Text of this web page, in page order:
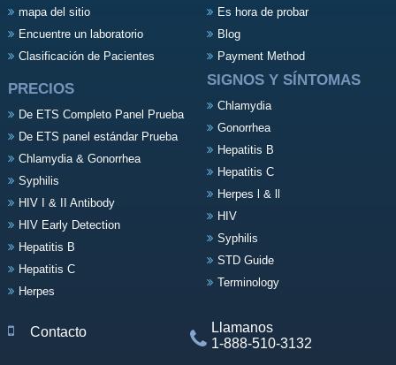
mapa del sitio
Encuentre un laboratorio
Clasificación de Pacientes
Es hora de probar
Blog
Payment Method
PRECIOS
De ETS Completo Panel Prueba
De ETS panel estándar Prueba
Chlamydia & Gonorrhea
Syphilis
HIV I & II Antibody
HIV Early Detection
Hepatitis B
Hepatitis C
Herpes
SIGNOS Y SÍNTOMAS
Chlamydia
Gonorrhea
Hepatitis B
Hepatitis C
Herpes l & ll
HIV
Syphilis
STD Guide
Terminology
Contacto
Llamanos
1-888-510-3132